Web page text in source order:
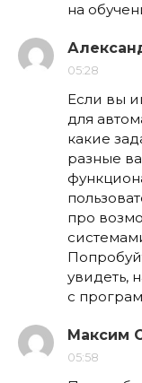
на
05:28
Если вы
для
какие
разные
про
увидеть,
с
Максим
05:58